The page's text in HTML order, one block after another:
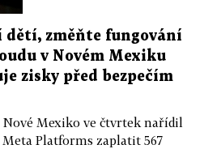
dětí, změňte fungování
v Novém Mexiku
zisky před bezpečím
Mexiko ve čtvrtek nařídil
Platforms zaplatit 567